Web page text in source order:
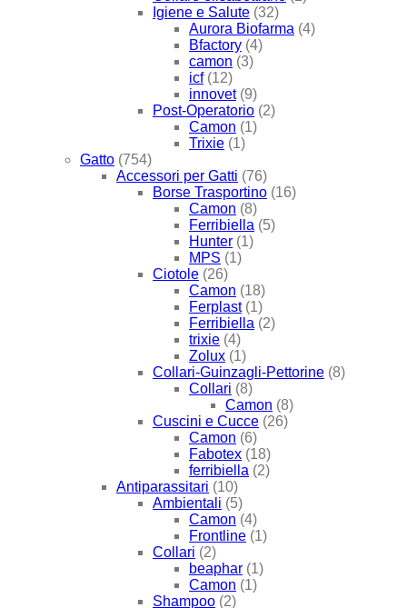
Igiene e Salute (32)
Aurora Biofarma (4)
Bfactory (4)
camon (3)
icf (12)
innovet (9)
Post-Operatorio (2)
Camon (1)
Trixie (1)
Gatto (754)
Accessori per Gatti (76)
Borse Trasportino (16)
Camon (8)
Ferribiella (5)
Hunter (1)
MPS (1)
Ciotole (26)
Camon (18)
Ferplast (1)
Ferribiella (2)
trixie (4)
Zolux (1)
Collari-Guinzagli-Pettorine (8)
Collari (8)
Camon (8)
Cuscini e Cucce (26)
Camon (6)
Fabotex (18)
ferribiella (2)
Antiparassitari (10)
Ambientali (5)
Camon (4)
Frontline (1)
Collari (2)
beaphar (1)
Camon (1)
Shampoo (2)